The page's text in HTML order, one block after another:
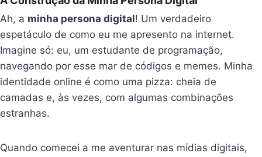
Ah, a minha persona digital! Um verdadeiro
espetáculo de como eu me apresento na internet.
Imagine só: eu, um estudante de programação,
navegando por esse mar de códigos e memes. Minha
identidade online é como uma pizza: cheia de
camadas e, às vezes, com algumas combinações
estranhas.
Quando comecei a me aventurar nas mídias digitais,